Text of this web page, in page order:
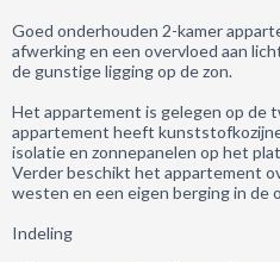
Goed onderhouden 2-kamer
afwerking en een overvloed aan
de gunstige ligging op de zon.
Het appartement is gelegen op de
appartement heeft
isolatie en zonnepanelen op het
Verder beschikt het appartement
westen en een eigen berging in de
Indeling